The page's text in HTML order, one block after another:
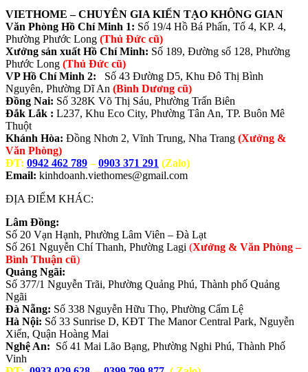
VIETHOME – CHUYÊN GIA KIẾN TẠO KHÔNG GIAN
Văn Phòng Hồ Chí Minh 1: Số 19/4 Hồ Bá Phấn, Tổ 4, KP. 4,
Phường Phước Long (Thủ Đức cũ)
Xưởng sản xuất Hồ Chí Minh: Số 189, Đường số 128, Phường
Phước Long (Thủ Đức cũ)
VP Hồ Chí Minh 2: Số 43 Đường D5, Khu Đô Thị Bình
Nguyên, Phường Dĩ An (Bình Dương cũ)
Đồng Nai: Số 328K Võ Thị Sáu, Phường Trấn Biên
Đắk Lắk : L237, Khu Eco City, Phường Tân An, TP. Buôn Mê
Thuột
Khánh Hòa: Đồng Nhơn 2, Vĩnh Trung, Nha Trang (Xưởng &
Văn Phòng)
ĐT: 0942 462 789–0903 371 291 (Zalo)
Email: kinhdoanh.viethomes@gmail.com
ĐỊA ĐIỂM KHÁC:
Lâm Đồng:
Số 20 Vạn Hạnh, Phường Lâm Viên – Đà Lạt
Số 261 Nguyễn Chí Thanh, Phường Lagi (Xưởng & Văn Phòng –
Bình Thuận cũ)
Quảng Ngãi:
Số 377/1 Nguyễn Trãi, Phường Quảng Phú, Thành phố Quảng
Ngãi
Đà Nẵng: Số 338 Nguyễn Hữu Thọ, Phường Cẩm Lệ
Hà Nội: Số 33 Sunrise D, KĐT The Manor Central Park, Nguyễn
Xiển, Quận Hoàng Mai
Nghệ An: Số 41 Mai Lão Bạng, Phường Nghi Phú, Thành Phố
Vinh